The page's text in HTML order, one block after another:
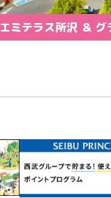
エミテラス所沢 ＆